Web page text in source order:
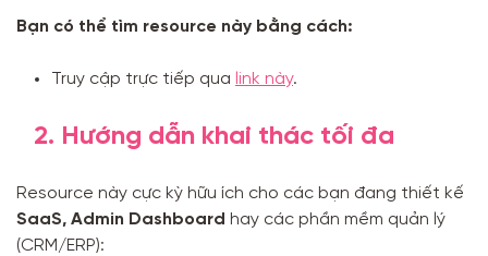
Bạn có thể tìm resource này bằng cách:
Truy cập trực tiếp qua link này.
2. Hướng dẫn khai thác tối đa
Resource này cực kỳ hữu ích cho các bạn đang thiết kế
SaaS, Admin Dashboard hay các phần mềm quản lý
(CRM/ERP):